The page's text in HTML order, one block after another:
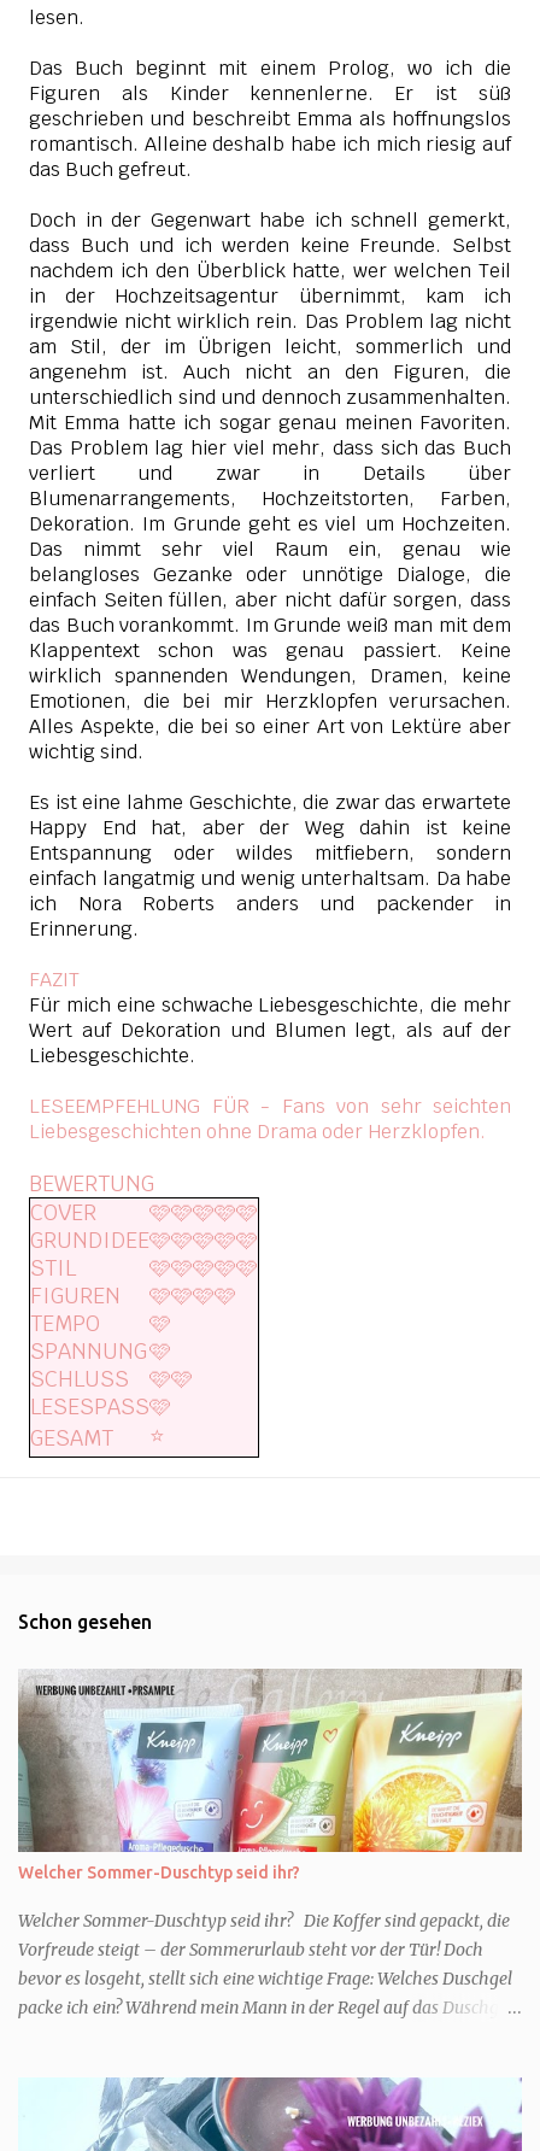
lesen.
Das Buch beginnt mit einem Prolog, wo ich die
Figuren als Kinder kennenlerne. Er ist süß
geschrieben und beschreibt Emma als hoffnungslos
romantisch. Alleine deshalb habe ich mich riesig auf
das Buch gefreut.
Doch in der Gegenwart habe ich schnell gemerkt,
dass Buch und ich werden keine Freunde. Selbst
nachdem ich den Überblick hatte, wer welchen Teil
in der Hochzeitsagentur übernimmt, kam ich
irgendwie nicht wirklich rein. Das Problem lag nicht
am Stil, der im Übrigen leicht, sommerlich und
angenehm ist. Auch nicht an den Figuren, die
unterschiedlich sind und dennoch zusammenhalten.
Mit Emma hatte ich sogar genau meinen Favoriten.
Das Problem lag hier viel mehr, dass sich das Buch
verliert und zwar in Details über
Blumenarrangements, Hochzeitstorten, Farben,
Dekoration. Im Grunde geht es viel um Hochzeiten.
Das nimmt sehr viel Raum ein, genau wie
belangloses Gezanke oder unnötige Dialoge, die
einfach Seiten füllen, aber nicht dafür sorgen, dass
das Buch vorankommt. Im Grunde weiß man mit dem
Klappentext schon was genau passiert. Keine
wirklich spannenden Wendungen, Dramen, keine
Emotionen, die bei mir Herzklopfen verursachen.
Alles Aspekte, die bei so einer Art von Lektüre aber
wichtig sind.
Es ist eine lahme Geschichte, die zwar das erwartete
Happy End hat, aber der Weg dahin ist keine
Entspannung oder wildes mitfiebern, sondern
einfach langatmig und wenig unterhaltsam. Da habe
ich Nora Roberts anders und packender in
Erinnerung.
FAZIT
Für mich eine schwache Liebesgeschichte, die mehr
Wert auf Dekoration und Blumen legt, als auf der
Liebesgeschichte.
LESEEMPFEHLUNG FÜR - Fans von sehr seichten
Liebesgeschichten ohne Drama oder Herzklopfen.
BEWERTUNG
COVER
🩷🩷🩷🩷🩷
GRUNDIDEE🩷🩷🩷🩷🩷
STIL
🩷🩷🩷🩷🩷
FIGUREN
🩷🩷🩷🩷
TEMPO
🩷
SPANNUNG🩷
SCHLUSS
🩷🩷
LESESPASS🩷
GESAMT
⭐️
Schon gesehen
Welcher Sommer-Duschtyp seid ihr?
Welcher Sommer-Duschtyp seid ihr? Die Koffer sind gepackt, die
Vorfreude steigt – der Sommerurlaub steht vor der Tür! Doch
bevor es losgeht, stellt sich eine wichtige Frage: Welches Duschgel
packe ich ein? Während mein Mann in der Regel auf das Duschgel
Urlaub Entspannung und Wellness. Falls ihr ähnlich denkt, lasst
uns doch herausfinden, welcher Duschtyp ihr seid. TYP